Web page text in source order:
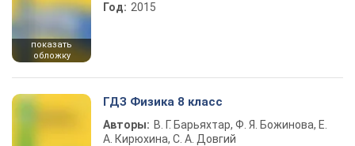
показать
обложку
Год: 2015
ГДЗ Физика 8 класс
Авторы: В. Г. Барьяхтар, Ф. Я. Божинова, Е.
А. Кирюхина, С. А. Довгий